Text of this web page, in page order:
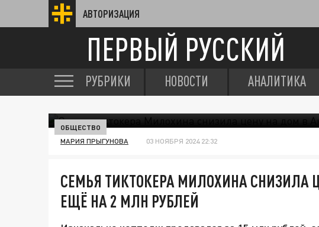
АВТОРИЗАЦИЯ
ПЕРВЫЙ РУССКИЙ
РУБРИКИ НОВОСТИ АНАЛИТИКА
ОБЩЕСТВО
МАРИЯ ПРЫГУНОВА 03 НОЯБРЯ 2024 22:32
СЕМЬЯ ТИКТОКЕРА МИЛОХИНА СНИЗИЛА
ЕЩЁ НА 2 МЛН РУБЛЕЙ